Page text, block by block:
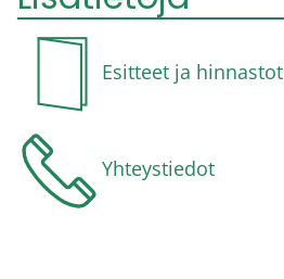
Esitteet ja hinnastot
Yhteystiedot